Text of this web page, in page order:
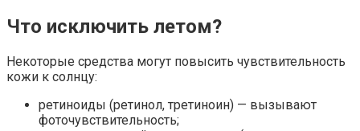
Что исключить летом?
Некоторые средства могут повысить чувствительность
кожи к солнцу:
ретиноиды (ретинол, третиноин) — вызывают
фоточувствительность;